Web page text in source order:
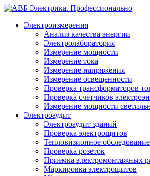
Электроизмерения
Анализ качества энергии
Электролаборатория
Измерение мощности
Измерение тока
Измерение напряжения
Измерение освещенности
Проверка трансформаторов
Проверка счетчиков
Измерение мощности
Электроаудит
Электроаудит зданий
Проверка электрощитов
Тепловизионное обследование
Проверка розеток
Приемка электромонтажных
Маркировка электрощитов